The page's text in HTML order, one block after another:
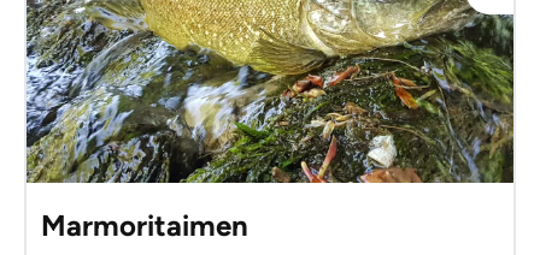
Marmoritaimen